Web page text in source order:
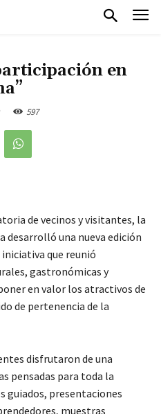
en
597
de vecinos y visitantes, la
desarrolló una nueva edición
iniciativa que reunió
gastronómicas y
en valor los atractivos de
de pertenencia de la
disfrutaron de una
pensadas para toda la
guiados, presentaciones
muestras